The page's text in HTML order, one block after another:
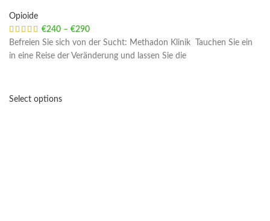
Opioide
€240 – €290
Befreien Sie sich von der Sucht: Methadon Klinik Tauchen Sie ein
in eine Reise der Veränderung und lassen Sie die
Select options